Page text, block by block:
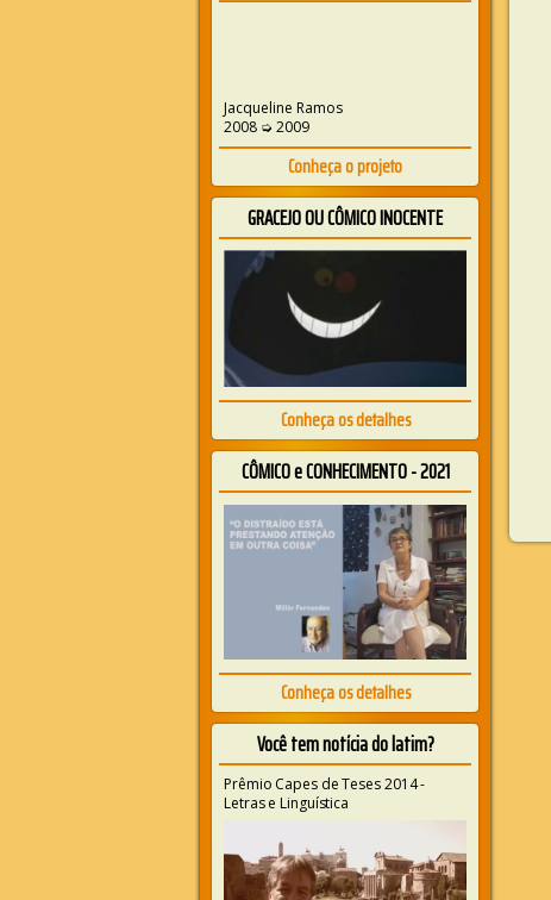
Jacqueline Ramos
2008 ➭ 2009
Conheça o projeto
GRACEJO OU CÔMICO INOCENTE
Conheça os detalhes
CÔMICO e CONHECIMENTO - 2021
Conheça os detalhes
Você tem notícia do latim?
Prêmio Capes de Teses 2014 -
Letras e Linguística